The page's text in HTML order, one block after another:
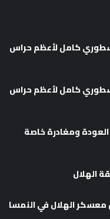
أسطوري كامل لأعظم حراس
أسطوري كامل لأعظم حراس
العودة ومغادرة خاصة
الهلال
معسكر الهلال في النمسا